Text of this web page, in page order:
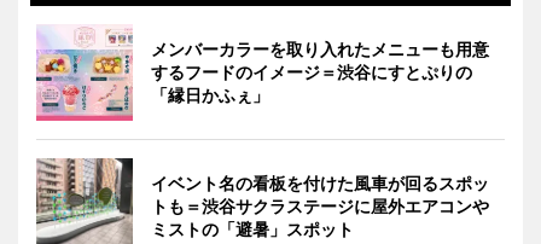
メンバーカラーを取り入れたメニューも用意
するフードのイメージ＝渋谷にすとぷりの
「縁日かふぇ」
イベント名の看板を付けた風車が回るスポッ
トも＝渋谷サクラステージに屋外エアコンや
ミストの「避暑」スポット